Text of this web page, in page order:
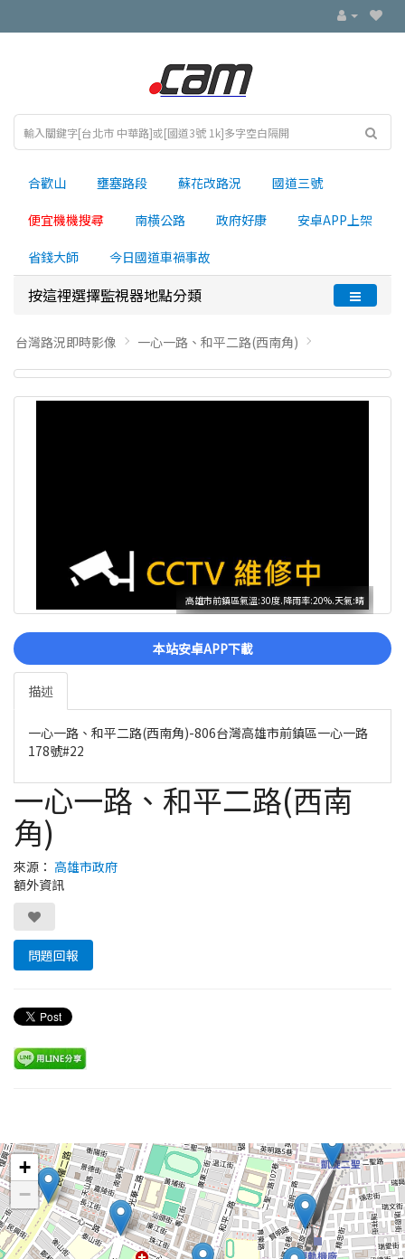
合歡山 壅塞路段 蘇花改路況 國道三號
便宜機機搜尋 南横公路 政府好康 安卓APP上架
省錢大師 今日國道車禍事故
按這裡選擇監視器地點分類
台灣路況即時影像 一心一路、和平二路(西南角)
高雄市前鎮區氣溫:30度.降雨率:20%.天氣:晴
本站安卓APP下載
描述
一心一路、和平二路(西南角)-806台灣高雄市前鎮區一心一路
178號#22
一心一路、和平二路(西南
角)
來源： 高雄市政府
額外資訊
問題回報
+
−